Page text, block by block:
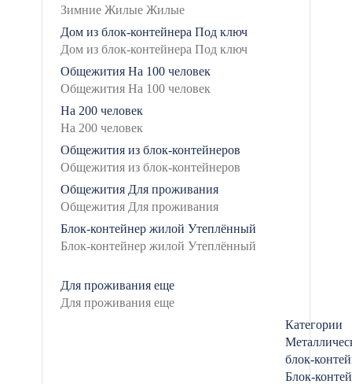
Дом из блок-контейнера Под ключ
Общежития На 100 человек
На 200 человек
Общежития из блок-контейнеров
Общежития Для проживания
Блок-контейнер жилой Утеплённый
Для проживания еще
Категории
блок-
Блок-